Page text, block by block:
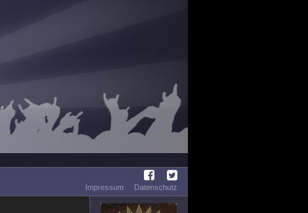
Impressum
Datenschutz